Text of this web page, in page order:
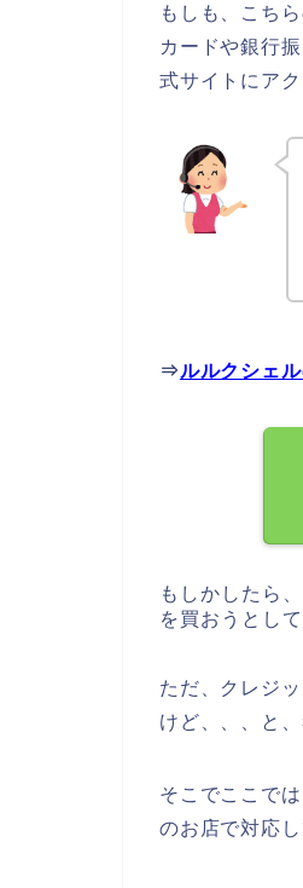
もしも、こち
カードや銀行
式サイトにア
⇒ルルクシェ
もしかしたら
を買おうとし
ただ、クレジ
けど、、、と
そこでここで
のお店で対応